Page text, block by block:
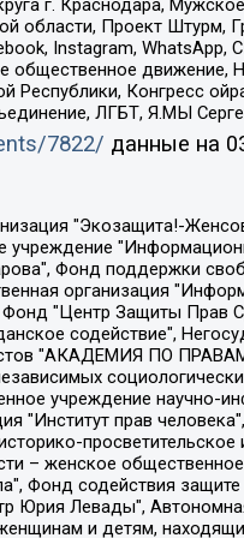
г. Краснодара,
области, Проект Штурм,
Instagram,
общественное
Республики, Конгресс
ЛГБТ, Я.МЫ
7822/ данные на
организация "Мы против СПИДа", Камалягин Денис Николаевич, Маркелов Сергей Евгеньевич, Пономарев Лев Александрович, Савицкая Людмила Алексеевна, Автономная некоммерческая организация "Центр по работе с проблемой насилия "НАСИЛИЮ.НЕТ", Межрегиональный профессиональный союз работников здравоохранения "Альянс врачей", Юридическое лицо, зарегистрированное в Латвийской Республике, SIA "Medusa Project" (регистрационный номер 40103797863, дата регистрации 10.06.2014), Некоммерческая организация "Фонд по борьбе с коррупцией", Автономная некоммерческая организация "Институт права и публичной политики", Баданин Роман Сергеевич, Гликин Максим Александрович, Железнова Мария Михайловна, Лукьянова Юлия Сергеевна, Маетная Елизавета Витальевна, Маняхин Петр Борисович, Чуракова Ольга Владимировна, Ярош Юлия Петровна, Юридическое лицо "The Insider SIA", зарегистрированное в Риге, Латвийская Республика (дата регистрации 26.06.2015), являющееся администратором доменного имени интернет-издания "The Insider SIA", https://theins.ru, Постернак Алексей Евгеньевич, Рубин Михаил Аркадьевич, Анин Роман Александрович, Юридическое лицо Istories fonds, зарегистрированное в Латвийской Республике (регистрационный номер 50008295751, дата регистрации 24.02.2020), Великовский Дмитрий Александрович, Долинина Ирина Николаевна, Мароховская Алеся Алексеевна, Шлейнов Роман Юрьевич, Шмагун Олеся Валентиновна, Общество с ограниченной ответственностью "Альтаир 2021", Общество с ограниченной ответственностью "Вега 2021",